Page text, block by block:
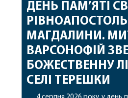
ДЕНЬ ПАМ’ЯТІ
МАГДАЛИНИ.
ВАРСОНОФІЙ
БОЖЕСТВЕННУ
СЕЛІ ТЕРЕШКИ